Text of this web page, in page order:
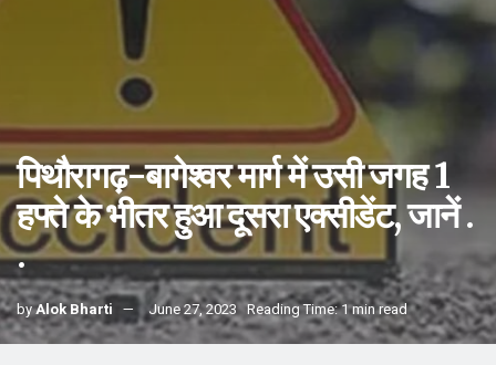
पिथौरागढ़-बागेश्वर मार्ग में उसी जगह 1
हफ्ते के भीतर हुआ दूसरा एक्सीडेंट, जानें .
.
byAlok Bharti June 27, 2023 Reading Time: 1 min read